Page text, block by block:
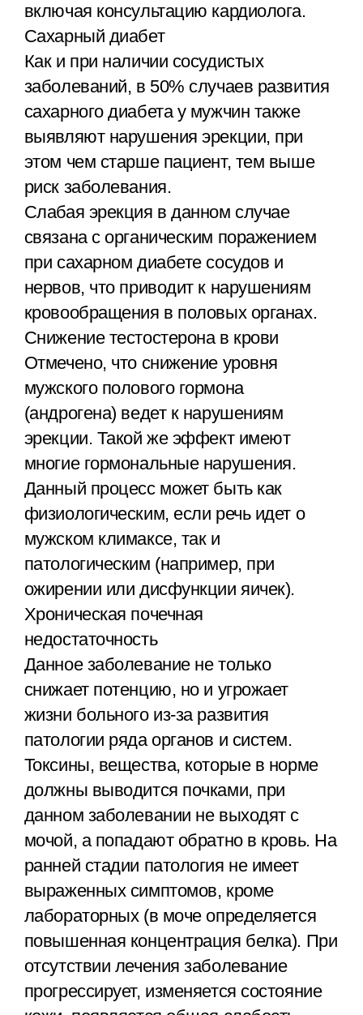
включая консультацию кардиолога.
Сахарный диабет
Как и при наличии сосудистых
заболеваний, в 50% случаев развития
сахарного диабета у мужчин также
выявляют нарушения эрекции, при
этом чем старше пациент, тем выше
риск заболевания.
Слабая эрекция в данном случае
связана с органическим поражением
при сахарном диабете сосудов и
нервов, что приводит к нарушениям
кровообращения в половых органах.
Снижение тестостерона в крови
Отмечено, что снижение уровня
мужского полового гормона
(андрогена) ведет к нарушениям
эрекции. Такой же эффект имеют
многие гормональные нарушения.
Данный процесс может быть как
физиологическим, если речь идет о
мужском климаксе, так и
патологическим (например, при
ожирении или дисфункции яичек).
Хроническая почечная
недостаточность
Данное заболевание не только
снижает потенцию, но и угрожает
жизни больного из-за развития
патологии ряда органов и систем.
Токсины, вещества, которые в норме
должны выводится почками, при
данном заболевании не выходят с
мочой, а попадают обратно в кровь. На
ранней стадии патология не имеет
выраженных симптомов, кроме
лабораторных (в моче определяется
повышенная концентрация белка). При
отсутствии лечения заболевание
прогрессирует, изменяется состояние